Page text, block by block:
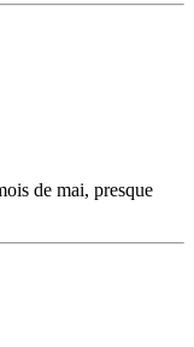
de mai, presque